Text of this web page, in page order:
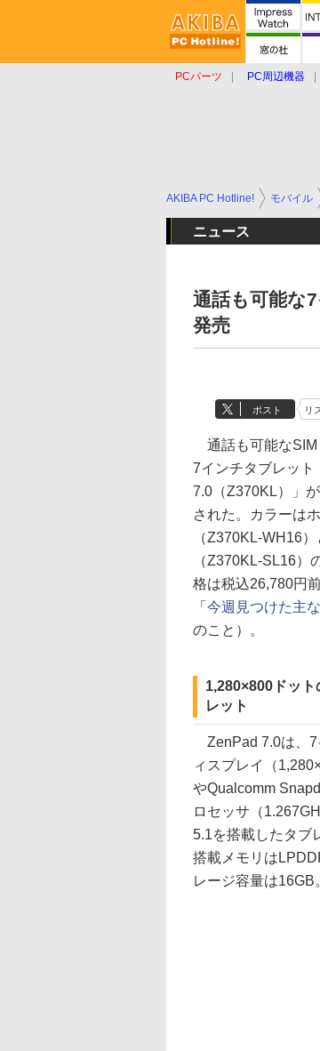
PCパーツ PC周辺機器
AKIBA PC Hotline! モバイル
ニュース
通話も可能な
発売
ポスト リ
通話も可能なSIM
7インチタブレット
7.0（Z370KL）」
された。カラーは
（Z370KL-WH16
（Z370KL-SL16）
格は税込26,780円
「 今週見つけた主
のこと）。
1,280×800ドッ
レット
ZenPad 7.0は、7
ィスプレイ（
やQualcomm
ロセッサ（
5.1を搭載したタブ
搭載メモリは
レージ容量は16GB